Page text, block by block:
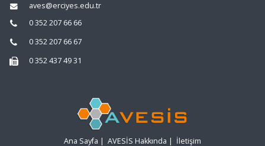
aves@erciyes.edu.tr
0 352 207 66 66
0 352 207 66 67
0 352 437 49 31
Ana Sayfa | AVESİS Hakkında | İletişim